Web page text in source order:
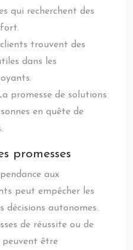
qui recherchent des
trouvent des
dans les
promesse de solutions
en quête de
promesses
aux
peut empêcher les
décisions autonomes.
de réussite ou de
peuvent être